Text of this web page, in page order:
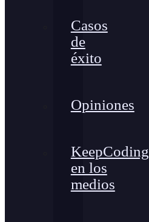
Casos
de
éxito
Opiniones
KeepCoding
en los
medios